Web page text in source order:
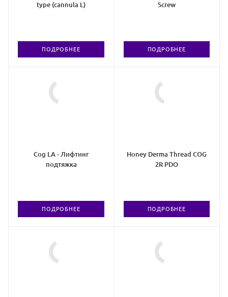
type (cannula L)
ПОДРОБНЕЕ
Screw
ПОДРОБНЕЕ
Cog LA - Лифтинг
подтяжка
ПОДРОБНЕЕ
Honey Derma Thread COG
2R PDO
ПОДРОБНЕЕ